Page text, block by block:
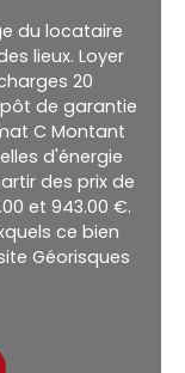
du locataire
lieux. Loyer
20
de garantie
C Montant
d'énergie
des prix de
et 943.00 €.
ce bien
Géorisques